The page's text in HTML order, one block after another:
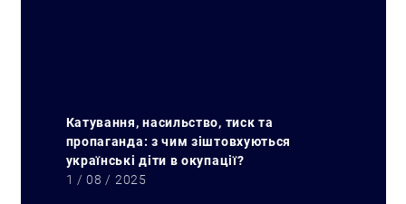
Катування, насильство, тиск та
пропаганда: з чим зіштовхуються
українські діти в окупації?
1 / 08 / 2025